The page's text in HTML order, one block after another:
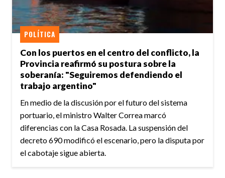
Con los puertos en el centro del conflicto, la
Provincia reafirmó su postura sobre la
soberanía: "Seguiremos defendiendo el
trabajo argentino"
POLÍTICA
En medio de la discusión por el futuro del sistema
portuario, el ministro Walter Correa marcó
diferencias con la Casa Rosada. La suspensión del
decreto 690 modificó el escenario, pero la disputa por
el cabotaje sigue abierta.